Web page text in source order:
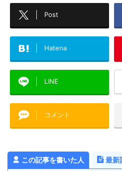
Post
Hatena
LINE
コメント
この記事を書いた人 最新